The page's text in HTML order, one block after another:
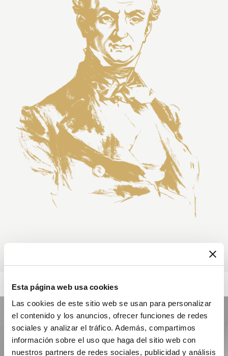
Esta página web usa cookies
Las cookies de este sitio web se usan para personalizar
el contenido y los anuncios, ofrecer funciones de redes
sociales y analizar el tráfico. Además, compartimos
información sobre el uso que haga del sitio web con
nuestros partners de redes sociales, publicidad y análisis